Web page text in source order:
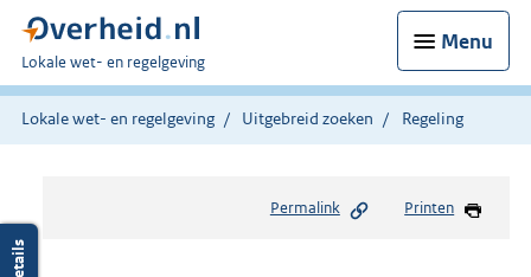
Menu
U
bent
hier:
Lokale wet- en regelgeving
Lokale wet- en regelgeving Uitgebreid zoeken Regeling
Permalink Printen